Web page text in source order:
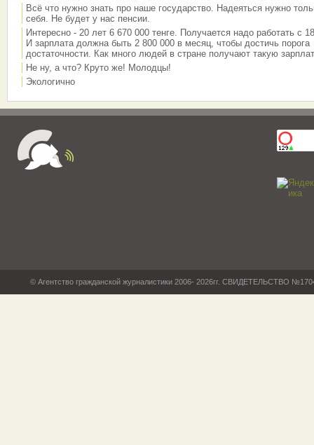
Всё что нужно знать про наше государство. Надеяться нужно
себя. Не будет у нас пенсии.
Интересно - 20 лет 6 670 000 тенге. Получается надо работать с
И зарплата должна быть 2 800 000 в месяц, чтобы достичь порога
достаточности. Как много людей в стране получают такую
Не ну, а что? Круто же! Молодцы!
Экологично
© Агентство гражданской журналистики 2006- 2026гг. СВИДЕТЕЛЬСТВО